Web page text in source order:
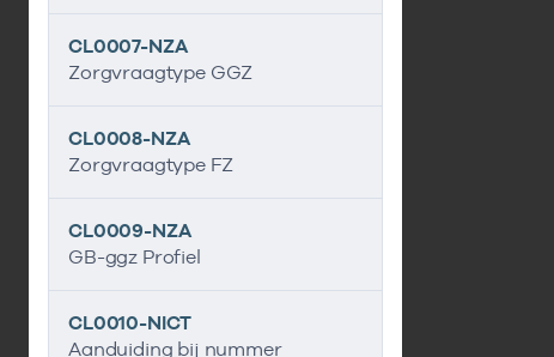
CL0007-NZA
Zorgvraagtype GGZ
CL0008-NZA
Zorgvraagtype FZ
CL0009-NZA
GB-ggz Profiel
CL0010-NICT
Aanduiding bij nummer